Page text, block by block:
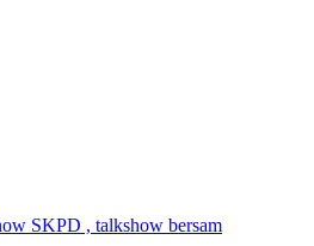
SKPD , talkshow bersam